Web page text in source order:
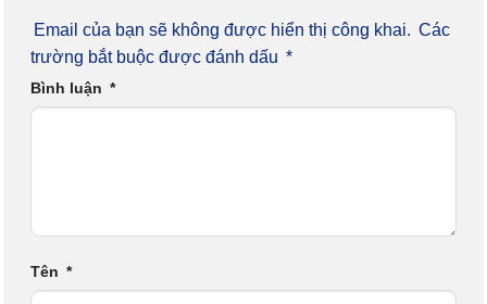
Email của bạn sẽ không được hiển thị công khai. Các
trường bắt buộc được đánh dấu *
Bình luận *
Tên *